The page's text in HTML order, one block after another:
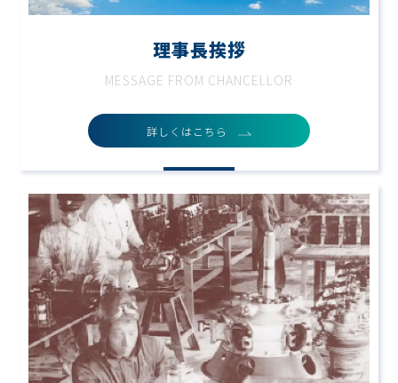
理事長挨拶
MESSAGE FROM CHANCELLOR
詳しくはこちら